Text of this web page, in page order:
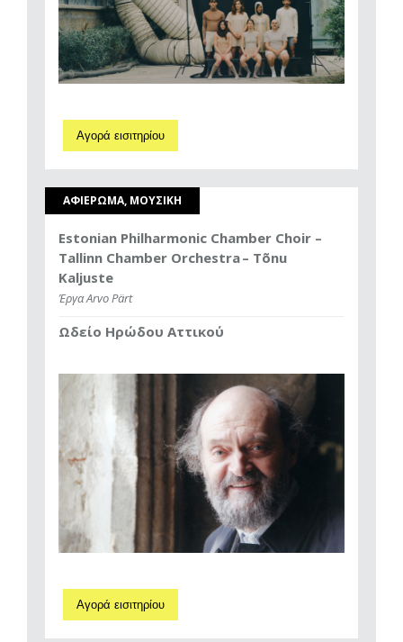
Αγορά εισιτηρίου
ΑΦΙΕΡΩΜΑ, ΜΟΥΣΙΚΗ
Estonian Philharmonic Chamber Choir –
Tallinn Chamber Orchestra – Tõnu
Kaljuste
Έργα Arvo Pärt
Ωδείο Ηρώδου Αττικού
Αγορά εισιτηρίου